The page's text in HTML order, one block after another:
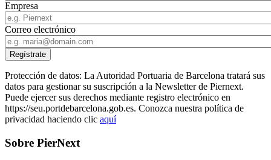
Empresa
Correo electrónico
Protección de datos: La Autoridad Portuaria de Barcelona tratará sus
datos para gestionar su suscripción a la Newsletter de Piernext.
Puede ejercer sus derechos mediante registro electrónico en
https://seu.portdebarcelona.gob.es. Conozca nuestra política de
privacidad haciendo clic aquí
Sobre PierNext